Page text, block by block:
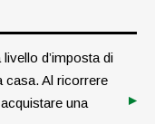
d’imposta di
casa. Al ricorrere
una